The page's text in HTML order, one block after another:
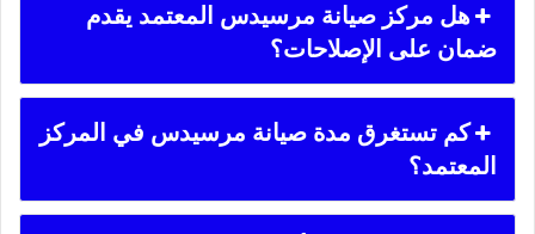
هل مركز صيانة مرسيدس المعتمد يقدم
ضمان على الإصلاحات؟
كم تستغرق مدة صيانة مرسيدس في المركز
المعتمد؟